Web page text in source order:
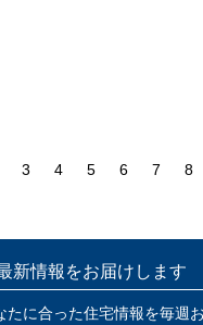
3 4 5 6 7 8
新情報をお届けします
に合った住宅情報を毎週